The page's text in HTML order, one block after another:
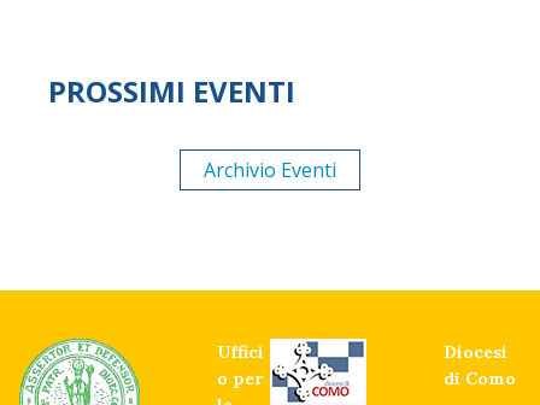
PROSSIMI EVENTI
Archivio Eventi
Uffici
o per
Diocesi
di Como